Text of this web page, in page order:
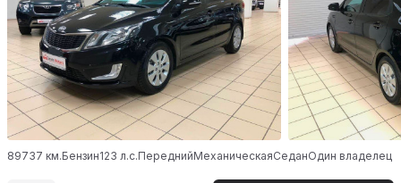
89737 км.Бензин123 л.с.ПереднийМеханическаяСеданОдин владелец